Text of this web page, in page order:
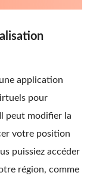
application
pour
peut modifier la
votre position
puissiez accéder
région, comme